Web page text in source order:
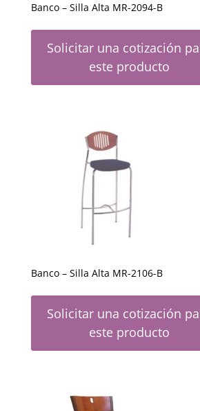
Banco – Silla Alta MR-2094-B
Solicitar una cotización
este producto
Banco – Silla Alta MR-2106-B
Solicitar una cotización
este producto